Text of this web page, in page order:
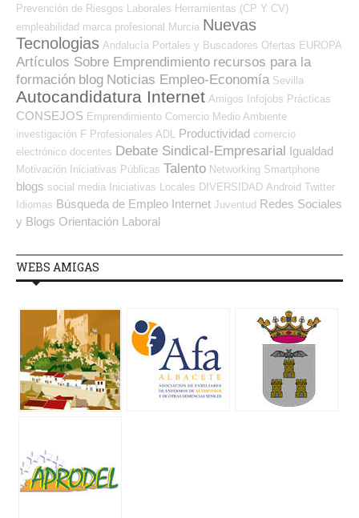
Prevención de Riesgos Laborales Herramientas (CP Y CV)
empleabilidad marca profesional Murcia Nuevas
Tecnologias Andalucía Portales y Buscadores Ofertas EUROPA
Artículos Sobre Emprendimiento recursos para la
formación blog Noticias Empleo-Economía Sevilla
Autocandidatura Internet Amigos Infojobs Prácticas
CONSEJOS Emprendimiento Comercio Medio Ambiente
investigación F Profesionales ADL Productividad comercio
electrónico docentes Debate Sindical-Empresarial Igualdad
Motivación Iniciativas Públicas Talento Networking Smartphone
blogs social media Iniciativas Locales DIVERSIDAD Android Twitter
Idiomas Búsqueda de Empleo Internet Juventud Redes Sociales
y Blogs Orientación Laboral
WEBS AMIGAS